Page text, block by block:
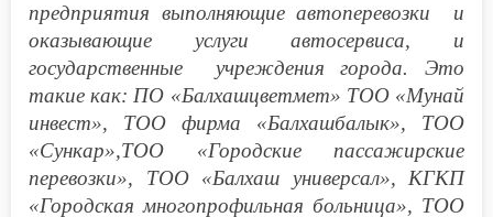
предприятия выполняющие автоперевозки и
оказывающие услуги автосервиса, и
государственные учреждения города. Это
такие как: ПО «Балхашцветмет» ТОО «Мунай
инвест», ТОО фирма «Балхашбалык», ТОО
«Сункар»,ТОО «Городские пассажирские
перевозки», ТОО «Балхаш универсал», КГКП
«Городская многопрофильная больница», ТОО